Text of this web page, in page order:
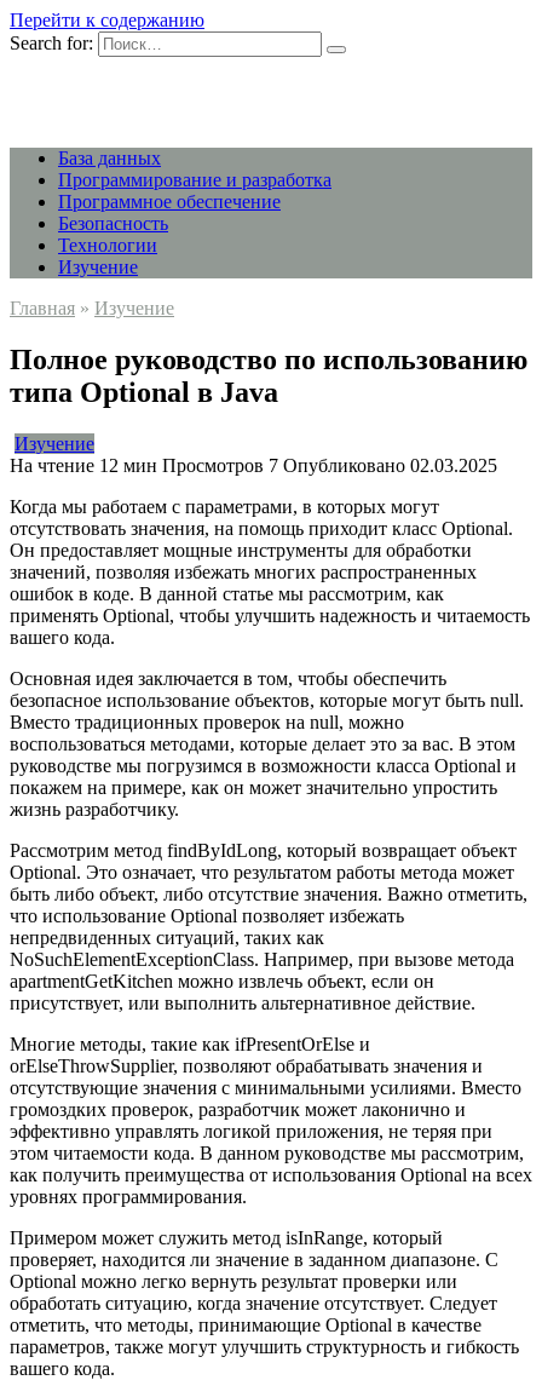
Перейти к содержанию
Search for:
База данных
Программирование и разработка
Программное обеспечение
Безопасность
Технологии
Изучение
Главная » Изучение
Полное руководство по использованию
типа Optional в Java
Изучение
На чтение 12 мин Просмотров 7 Опубликовано 02.03.2025
Когда мы работаем с параметрами, в которых могут
отсутствовать значения, на помощь приходит класс Optional.
Он предоставляет мощные инструменты для обработки
значений, позволяя избежать многих распространенных
ошибок в коде. В данной статье мы рассмотрим, как
применять Optional, чтобы улучшить надежность и читаемость
вашего кода.
Основная идея заключается в том, чтобы обеспечить
безопасное использование объектов, которые могут быть null.
Вместо традиционных проверок на null, можно
воспользоваться методами, которые делает это за вас. В этом
руководстве мы погрузимся в возможности класса Optional и
покажем на примере, как он может значительно упростить
жизнь разработчику.
Рассмотрим метод findByIdLong, который возвращает объект
Optional. Это означает, что результатом работы метода может
быть либо объект, либо отсутствие значения. Важно отметить,
что использование Optional позволяет избежать
непредвиденных ситуаций, таких как
NoSuchElementExceptionClass. Например, при вызове метода
apartmentGetKitchen можно извлечь объект, если он
присутствует, или выполнить альтернативное действие.
Многие методы, такие как ifPresentOrElse и
orElseThrowSupplier, позволяют обрабатывать значения и
отсутствующие значения с минимальными усилиями. Вместо
громоздких проверок, разработчик может лаконично и
эффективно управлять логикой приложения, не теряя при
этом читаемости кода. В данном руководстве мы рассмотрим,
как получить преимущества от использования Optional на всех
уровнях программирования.
Примером может служить метод isInRange, который
проверяет, находится ли значение в заданном диапазоне. С
Optional можно легко вернуть результат проверки или
обработать ситуацию, когда значение отсутствует. Следует
отметить, что методы, принимающие Optional в качестве
параметров, также могут улучшить структурность и гибкость
вашего кода.